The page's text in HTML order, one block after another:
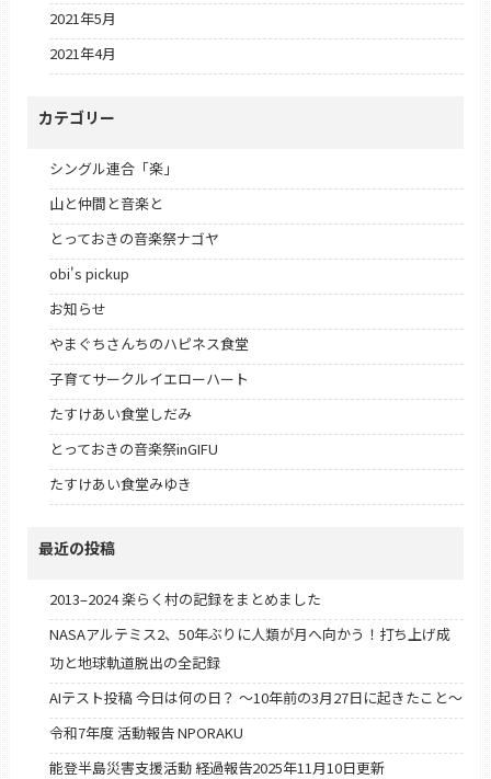
2021年5月
2021年4月
カテゴリー
シングル連合「楽」
山と仲間と音楽と
とっておきの音楽祭ナゴヤ
obi's pickup
お知らせ
やまぐちさんちのハピネス食堂
子育てサークルイエローハート
たすけあい食堂しだみ
とっておきの音楽祭inGIFU
たすけあい食堂みゆき
最近の投稿
2013–2024 楽らく村の記録をまとめました
NASAアルテミス2、50年ぶりに人類が月へ向かう！打ち上げ成
功と地球軌道脱出の全記録
AIテスト投稿 今日は何の日？ 〜10年前の3月27日に起きたこと〜
令和7年度 活動報告 NPORAKU
能登半島災害支援活動 経過報告2025年11月10日更新